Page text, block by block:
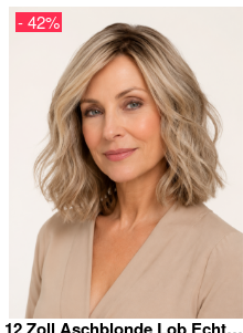
- 42%